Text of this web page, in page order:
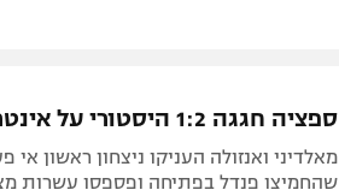
ספציה חגגה 1:2 היסטורי על אינטר, 3:3 אדיר בין ליל לליון
מאלדיני ואנזולה העניקו ניצחון ראשון
שהחמיצו פנדל בפתיחה ופספסו עשרות